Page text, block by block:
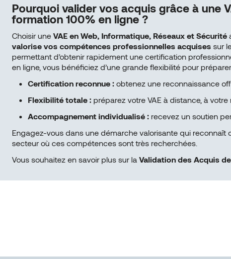
Pourquoi valider vos acquis grâce à une
formation 100% en ligne ?
Choisir une VAE en Web, Informatique, Réseaux et Sécurité
valorise vos compétences professionnelles acquises sur
permettant d’obtenir rapidement une certification
en ligne, vous bénéficiez d’une grande flexibilité pour
Certification reconnue : obtenez une reconnaissance
Flexibilité totale : préparez votre VAE à distance, à
Accompagnement individualisé : recevez un soutien
Engagez-vous dans une démarche valorisante qui reconnaît
secteur où ces compétences sont très recherchées.
Vous souhaitez en savoir plus sur la Validation des Acquis